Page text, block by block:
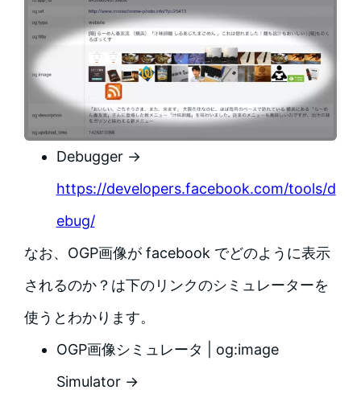
Debugger →
https://developers.facebook.com/tools/d
ebug/
なお、OGP画像が facebook でどのように表示
されるのか？は下のリンクのシミュレーターを
使うとわかります。
OGP画像シミュレータ | og:image
Simulator →